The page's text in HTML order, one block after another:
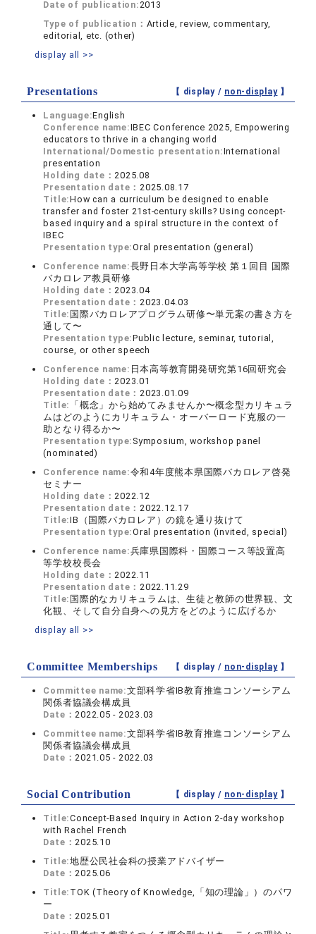
Date of publication:2013
Type of publication： Article, review, commentary,
editorial, etc. (other)
display all >>
Presentations 【 display / non-display】
Language:English
Conference name:IBEC Conference 2025, Empowering
educators to thrive in a changing world
International/Domestic presentation:International
presentation
Holding date：2025.08
Presentation date：2025.08.17
Title:How can a curriculum be designed to enable
transfer and foster 21st-century skills? Using concept-
based inquiry and a spiral structure in the context of
IBEC
Presentation type:Oral presentation (general)
Conference name:長野日本大学高等学校 第１回目 国際
バカロレア教員研修
Holding date：2023.04
Presentation date：2023.04.03
Title: 国際バカロレアプログラム研修〜単元案の書き方を
通して〜
Presentation type:Public lecture, seminar, tutorial,
course, or other speech
Conference name: 日本高等教育開発研究第16回研究会
Holding date：2023.01
Presentation date：2023.01.09
Title: 「概念」から始めてみませんか〜概念型カリキュラ
ムはどのようにカリキュラム・オーバーロード克服の一
助となり得るか〜
Presentation type: Symposium, workshop panel
(nominated)
Conference name:令和4年度熊本県国際バカロレア啓発
セミナー
Holding date：2022.12
Presentation date：2022.12.17
Title:IB（国際バカロレア）の鏡を通り抜けて
Presentation type:Oral presentation (invited, special)
Conference name:兵庫県国際科・国際コース等設置高
等学校校長会
Holding date：2022.11
Presentation date：2022.11.29
Title: 国際的なカリキュラムは、生徒と教師の世界観、文
化観、そして自分自身への見方をどのように広げるか
display all >>
Committee Memberships 【 display / non-display】
Committee name:文部科学省IB教育推進コンソーシアム
関係者協議会構成員
Date：2022.05 - 2023.03
Committee name:文部科学省IB教育推進コンソーシアム
関係者協議会構成員
Date：2021.05 - 2022.03
Social Contribution 【 display / non-display】
Title:Concept-Based Inquiry in Action 2-day workshop
with Rachel French
Date：2025.10
Title:地歴公民社会科の授業アドバイザー
Date：2025.06
Title: TOK (Theory of Knowledge,「知の理論」）のパワ
ー
Date：2025.01